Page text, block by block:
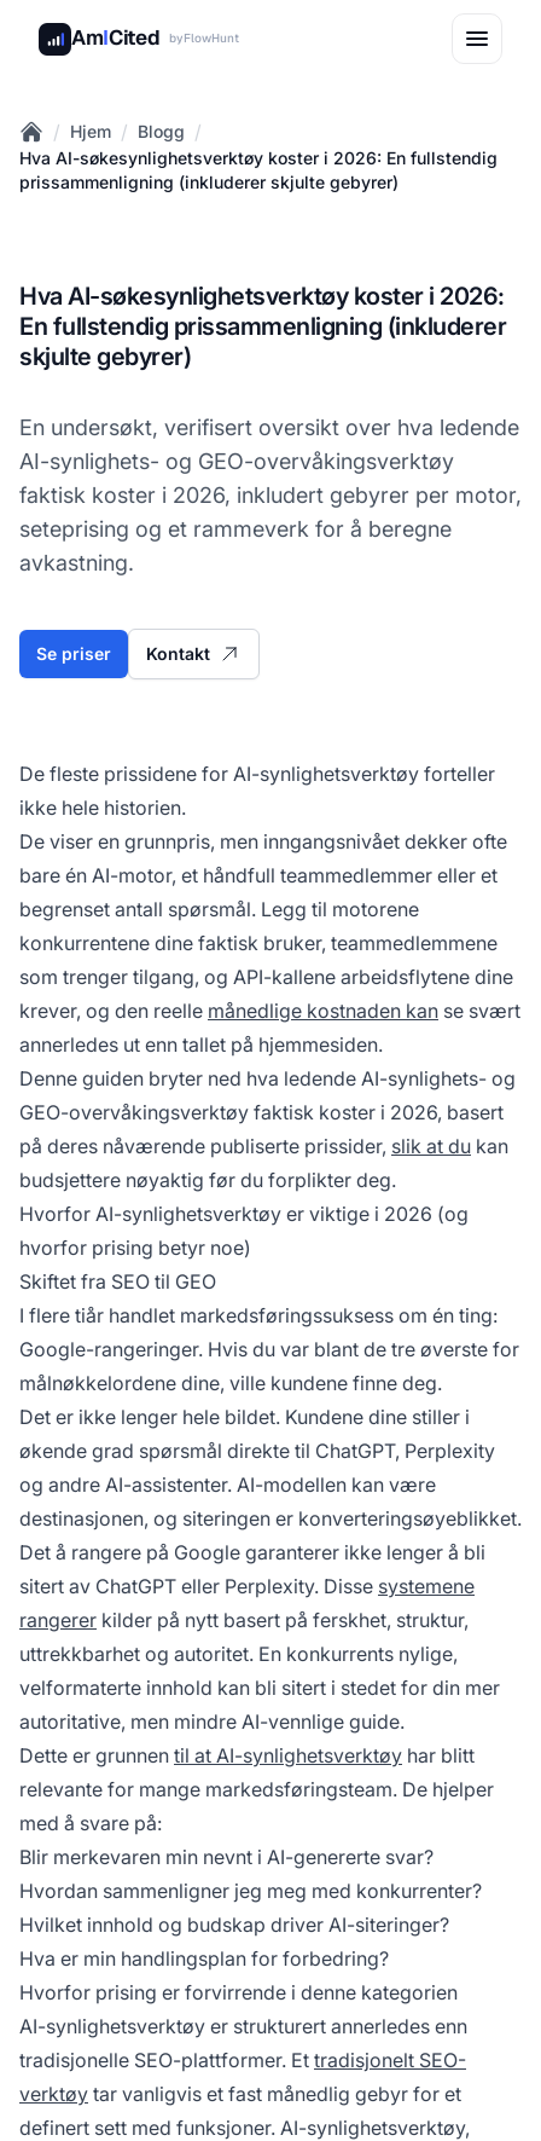
AmICited byFlowHunt
Home
/ Hjem / Blogg /
Hva AI-søkesynlighetsverktøy koster i 2026: En fullstendig
prissammenligning (inkluderer skjulte gebyrer)
Hva AI-søkesynlighetsverktøy koster i 2026:
En fullstendig prissammenligning (inkluderer
skjulte gebyrer)
En undersøkt, verifisert oversikt over hva ledende
AI-synlighets- og GEO-overvåkingsverktøy
faktisk koster i 2026, inkludert gebyrer per motor,
seteprising og et rammeverk for å beregne
avkastning.
Se priser Kontakt
De fleste prissidene for AI-synlighetsverktøy forteller
ikke hele historien.
De viser en grunnpris, men inngangsnivået dekker ofte
bare én AI-motor, et håndfull teammedlemmer eller et
begrenset antall spørsmål. Legg til motorene
konkurrentene dine faktisk bruker, teammedlemmene
som trenger tilgang, og API-kallene arbeidsflytene dine
krever, og den reelle månedlige kostnaden kan se svært
annerledes ut enn tallet på hjemmesiden.
Denne guiden bryter ned hva ledende AI-synlighets- og
GEO-overvåkingsverktøy faktisk koster i 2026, basert
på deres nåværende publiserte prissider, slik at du kan
budsjettere nøyaktig før du forplikter deg.
Hvorfor AI-synlighetsverktøy er viktige i 2026 (og
hvorfor prising betyr noe)
Skiftet fra SEO til GEO
I flere tiår handlet markedsføringssuksess om én ting:
Google-rangeringer. Hvis du var blant de tre øverste for
målnøkkelordene dine, ville kundene finne deg.
Det er ikke lenger hele bildet. Kundene dine stiller i
økende grad spørsmål direkte til ChatGPT, Perplexity
og andre AI-assistenter. AI-modellen kan være
destinasjonen, og siteringen er konverteringsøyeblikket.
Det å rangere på Google garanterer ikke lenger å bli
sitert av ChatGPT eller Perplexity. Disse systemene
rangerer kilder på nytt basert på ferskhet, struktur,
uttrekkbarhet og autoritet. En konkurrents nylige,
velformaterte innhold kan bli sitert i stedet for din mer
autoritative, men mindre AI-vennlige guide.
Dette er grunnen til at AI-synlighetsverktøy har blitt
relevante for mange markedsføringsteam. De hjelper
med å svare på:
Blir merkevaren min nevnt i AI-genererte svar?
Hvordan sammenligner jeg meg med konkurrenter?
Hvilket innhold og budskap driver AI-siteringer?
Hva er min handlingsplan for forbedring?
Hvorfor prising er forvirrende i denne kategorien
AI-synlighetsverktøy er strukturert annerledes enn
tradisjonelle SEO-plattformer. Et tradisjonelt SEO-
verktøy tar vanligvis et fast månedlig gebyr for et
definert sett med funksjoner. AI-synlighetsverktøy,